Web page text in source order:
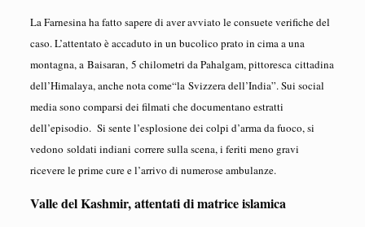
La Farnesina ha fatto sapere di aver avviato le consuete verifiche del
caso. L’attentato è accaduto in un bucolico prato in cima a una
montagna, a Baisaran, 5 chilometri da Pahalgam, pittoresca cittadina
dell’Himalaya, anche nota come“la Svizzera dell’India”. Sui social
media sono comparsi dei filmati che documentano estratti
dell’episodio. Si sente l’esplosione dei colpi d’arma da fuoco, si
vedono soldati indiani correre sulla scena, i feriti meno gravi
ricevere le prime cure e l’arrivo di numerose ambulanze.
Valle del Kashmir, attentati di matrice islamica